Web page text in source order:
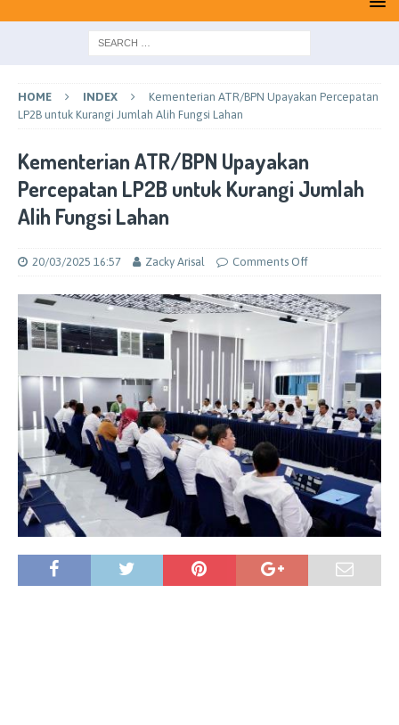
HOME INDEX
Kementerian ATR/BPN Upayakan Percepatan
LP2B untuk Kurangi Jumlah Alih Fungsi Lahan
Kementerian ATR/BPN Upayakan
Percepatan LP2B untuk Kurangi Jumlah
Alih Fungsi Lahan
20/03/2025 16:57 Zacky Arisal Comments Off